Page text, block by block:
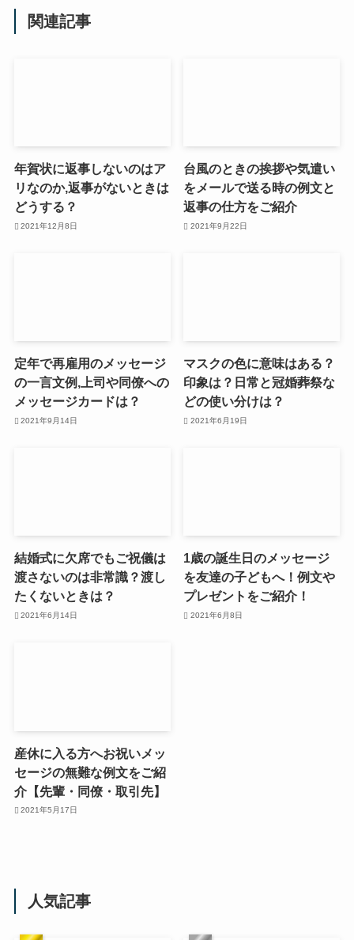
関連記事
年賀状に返事しないのはア
リなのか,返事がないときは
どうする？
2021年12月8日
台風のときの挨拶や気遣い
をメールで送る時の例文と
返事の仕方をご紹介
2021年9月22日
定年で再雇用のメッセージ
の一言文例,上司や同僚への
メッセージカードは？
2021年9月14日
マスクの色に意味はある？
印象は？日常と冠婚葬祭な
どの使い分けは？
2021年6月19日
結婚式に欠席でもご祝儀は
渡さないのは非常識？渡し
たくないときは？
2021年6月14日
1歳の誕生日のメッセージ
を友達の子どもへ！例文や
プレゼントをご紹介！
2021年6月8日
産休に入る方へお祝いメッ
セージの無難な例文をご紹
介【先輩・同僚・取引先】
2021年5月17日
人気記事